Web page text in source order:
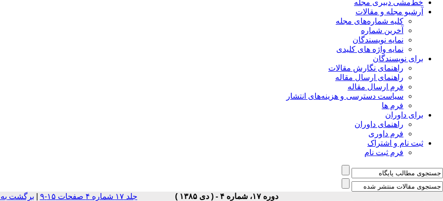
خط‌مشی دبیری مجله
آرشیو مجله و مقالات
کلیه شماره‌های مجله
آخرین شماره
نمایه نویسندگان
نمایه واژه های کلیدی
برای نویسندگان
راهنمای نگارش مقالات
راهنمای ارسال مقاله
فرم ارسال مقاله
سیاست دسترسی و هزینه‌های انتشار
فرم ها
برای داوران
راهنمای داوران
فرم داوری
ثبت نام و اشتراک
فرم ثبت نام
دوره ۱۷، شماره ۴ - ( دى ۱۳۸۵ ) جلد ۱۷ شماره ۴ صفحات ۱۵-۹ برگشت